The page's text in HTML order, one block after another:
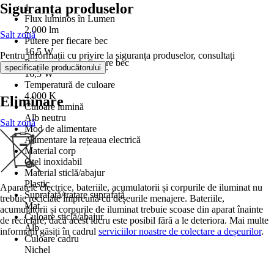
1
Flux luminos în Lumen
2.000 lm
Putere per fiecare bec
16,5 W
Putere max. per fiecare bec
16,5 W
Temperatură de culoare
4.000 K
Culoare lumină
Alb neutru
Mod de alimentare
Alimentare la rețeaua electrică
Material corp
Oţel inoxidabil
Material sticlă/abajur
Plastic
Suprafață/tratare suprafață
Mat
Culoare sticlă/abajur
Alb
Culoare cadru
Nichel
Siguranța produselor
Salt zonă
Pentru informații cu privire la siguranța produselor, consultați
specificațiile producătorului .
Eliminare
Salt zonă
Aparatele electrice, bateriile, acumulatorii și corpurile de iluminat nu
trebuie reciclate împreună cu deșeurile menajere. Bateriile,
acumulatorii și corpurile de iluminat trebuie scoase din aparat înainte
de reciclare, dacă acest lucru este posibil fără a le deteriora. Mai multe
informații găsiți în cadrul serviciilor noastre de colectare a deșeurilor.